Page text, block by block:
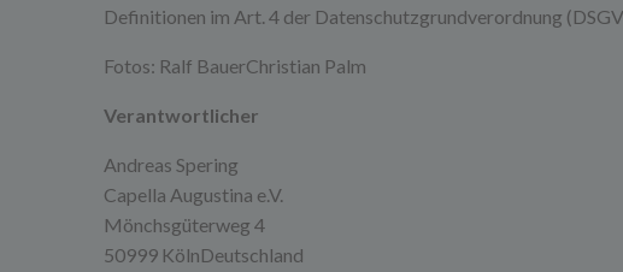
Definitionen im Art. 4 der Datenschutzgrundverordnung
Fotos: Ralf BauerChristian Palm
Verantwortlicher
Andreas Spering
Capella Augustina e.V.
Mönchsgüterweg 4
50999 KölnDeutschland